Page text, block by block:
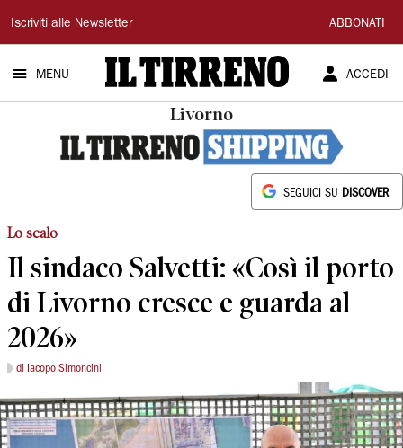
Il
Tirreno
Iscriviti alle Newsletter ABBONATI
MENU ACCEDI
Livorno
SEGUICI SU DISCOVER
Lo scalo
Il sindaco Salvetti: «Così il porto
di Livorno cresce e guarda al
2026»
di Iacopo Simoncini